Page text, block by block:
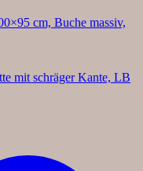
cm, Buche massiv,